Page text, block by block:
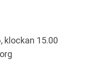
klockan 15.00